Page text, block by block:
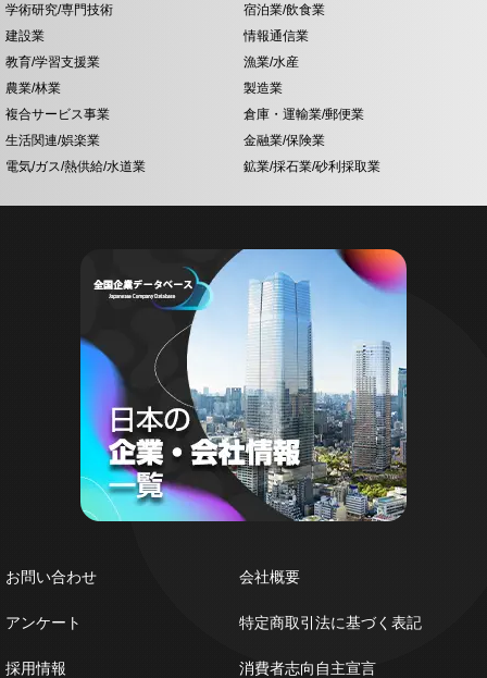
学術研究/専門技術
宿泊業/飲食業
建設業
情報通信業
教育/学習支援業
漁業/水産
農業/林業
製造業
複合サービス事業
倉庫・運輸業/郵便業
生活関連/娯楽業
金融業/保険業
電気/ガス/熱供給/水道業
鉱業/採石業/砂利採取業
お問い合わせ
アンケート
採用情報
会社概要
特定商取引法に基づく表記
消費者志向自主宣言